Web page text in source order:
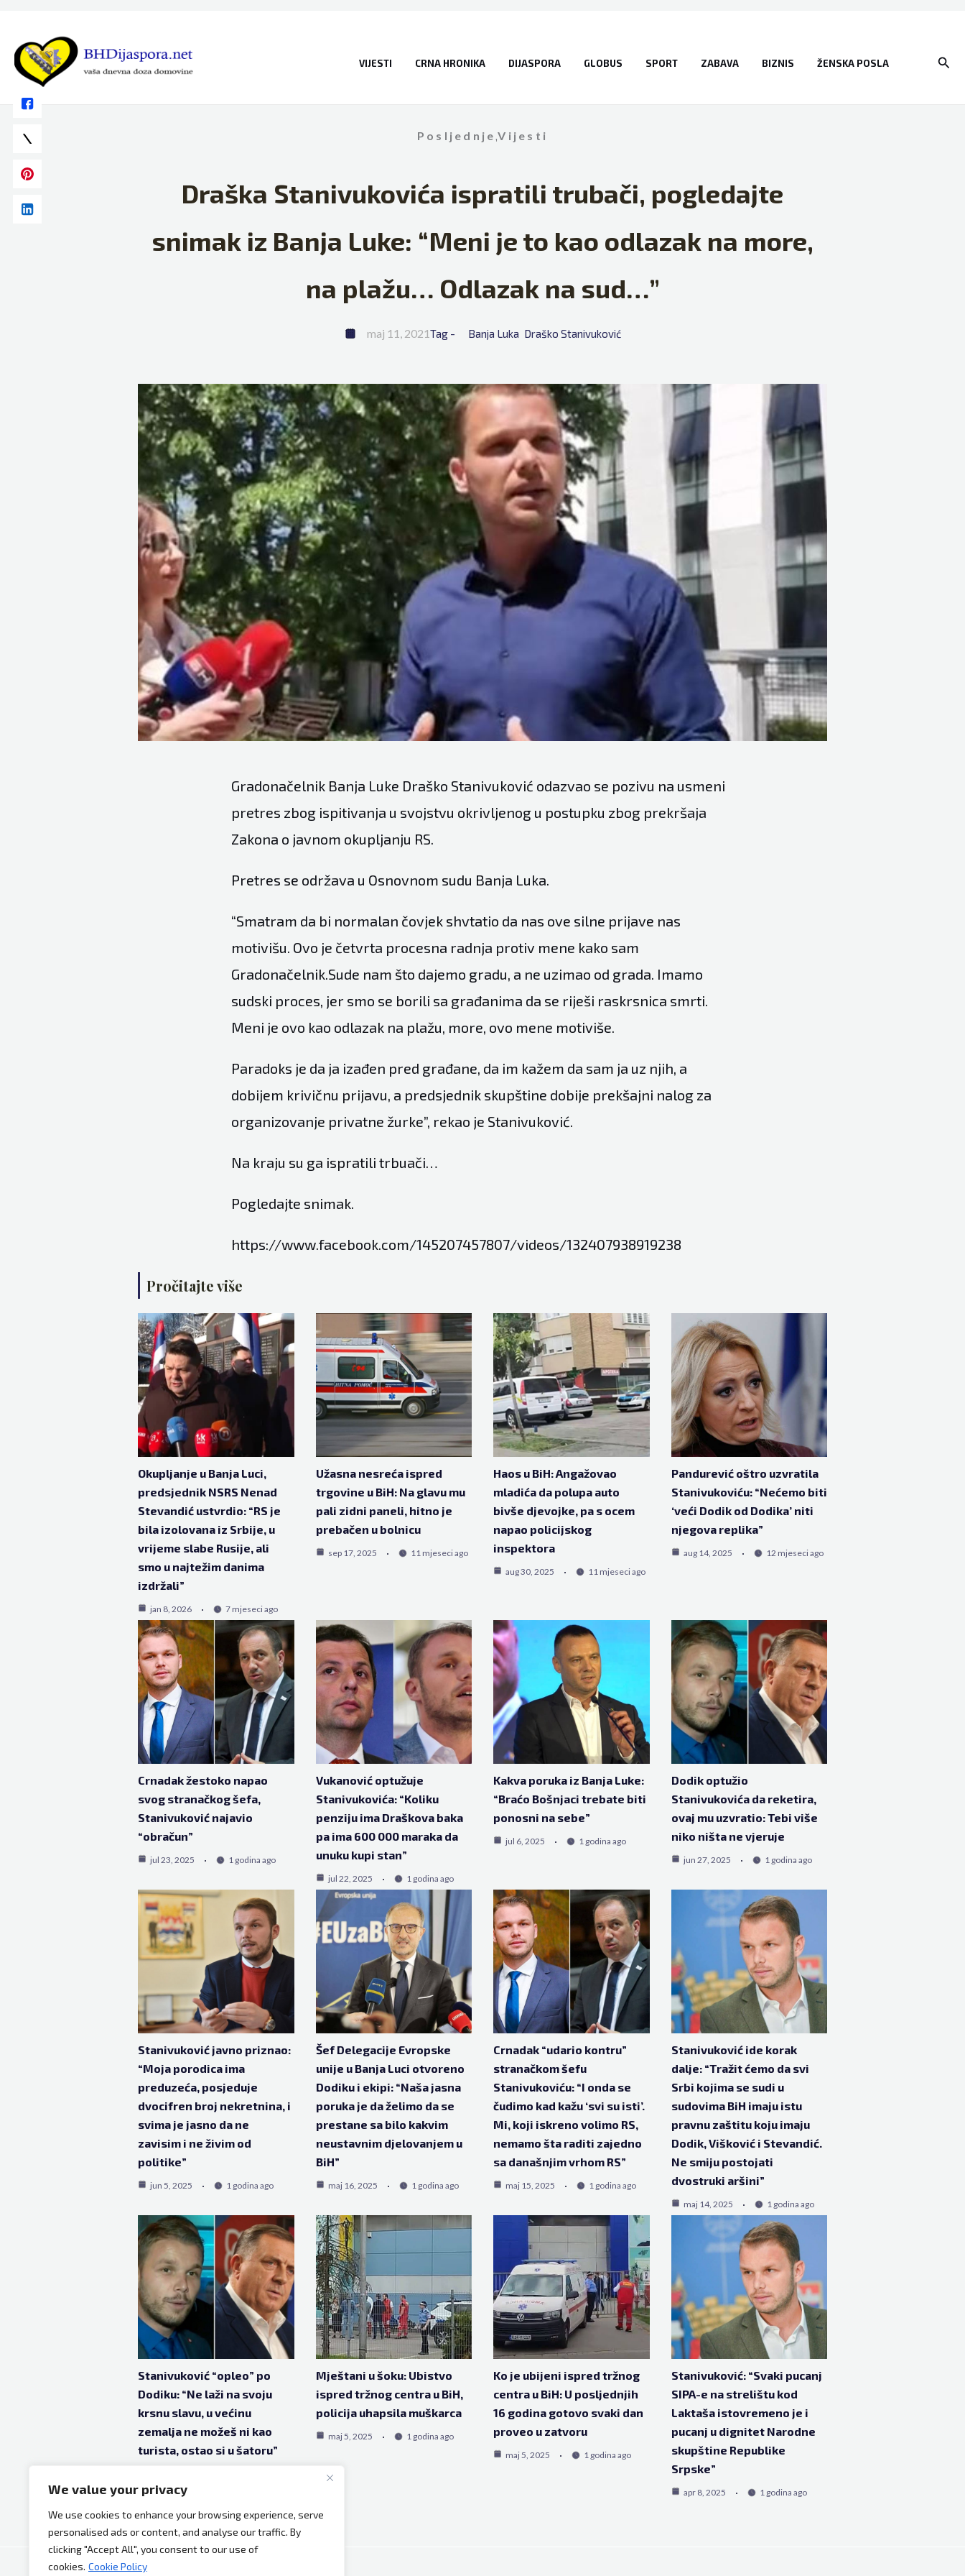
We value your privacy
We use cookies to enhance your browsing experience, serve
personalised ads or content, and analyse our traffic. By
clicking "Accept All", you consent to our use of
cookies. Cookie Policy
content
VIJESTI CRNA HRONIKA DIJASPORA GLOBUS SPORT ZABAVA BIZNIS ŽENSKA POSLA
Posljednje,Vijesti
Draška Stanivukovića ispratili trubači, pogledajte
snimak iz Banja Luke: “Meni je to kao odlazak na more,
na plažu… Odlazak na sud…”
maj 11, 2021Tag - Banja Luka Draško Stanivuković
Gradonačelnik Banja Luke Draško Stanivuković odazvao se pozivu na usmeni
pretres zbog ispitivanja u svojstvu okrivljenog u postupku zbog prekršaja
Zakona o javnom okupljanju RS.
Pretres se održava u Osnovnom sudu Banja Luka.
“Smatram da bi normalan čovjek shvtatio da nas ove silne prijave nas
motivišu. Ovo je četvrta procesna radnja protiv mene kako sam
Gradonačelnik.Sude nam što dajemo gradu, a ne uzimao od grada. Imamo
sudski proces, jer smo se borili sa građanima da se riješi raskrsnica smrti.
Meni je ovo kao odlazak na plažu, more, ovo mene motiviše.
Paradoks je da ja izađen pred građane, da im kažem da sam ja uz njih, a
dobijem krivičnu prijavu, a predsjednik skupštine dobije prekšajni nalog za
organizovanje privatne žurke”, rekao je Stanivuković.
Na kraju su ga ispratili trbuači…
Pogledajte snimak.
https://www.facebook.com/145207457807/videos/132407938919238
Pročitajte više
Okupljanje u Banja Luci,
predsjednik NSRS Nenad
Stevandić ustvrdio: “RS je
bila izolovana iz Srbije, u
vrijeme slabe Rusije, ali
smo u najtežim danima
izdržali”
jan 8, 2026 7 mjeseci ago
Užasna nesreća ispred
trgovine u BiH: Na glavu mu
pali zidni paneli, hitno je
prebačen u bolnicu
sep 17, 2025 11 mjeseci ago
Haos u BiH: Angažovao
mladića da polupa auto
bivše djevojke, pa s ocem
napao policijskog
inspektora
aug 30, 2025 11 mjeseci ago
Pandurević oštro uzvratila
Stanivukoviću: “Nećemo biti
‘veći Dodik od Dodika’ niti
njegova replika”
aug 14, 2025 12 mjeseci ago
Crnadak žestoko napao
svog stranačkog šefa,
Stanivuković najavio
“obračun”
jul 23, 2025 1 godina ago
Vukanović optužuje
Stanivukovića: “Koliku
penziju ima Draškova baka
pa ima 600 000 maraka da
unuku kupi stan”
jul 22, 2025 1 godina ago
Kakva poruka iz Banja Luke:
“Braćo Bošnjaci trebate biti
ponosni na sebe”
jul 6, 2025 1 godina ago
Dodik optužio
Stanivukovića da reketira,
ovaj mu uzvratio: Tebi više
niko ništa ne vjeruje
jun 27, 2025 1 godina ago
Stanivuković javno priznao:
“Moja porodica ima
preduzeća, posjeduje
dvocifren broj nekretnina, i
svima je jasno da ne
zavisim i ne živim od
politike”
jun 5, 2025 1 godina ago
Šef Delegacije Evropske
unije u Banja Luci otvoreno
Dodiku i ekipi: “Naša jasna
poruka je da želimo da se
prestane sa bilo kakvim
neustavnim djelovanjem u
BiH”
maj 16, 2025 1 godina ago
Crnadak “udario kontru”
stranačkom šefu
Stanivukoviću: “I onda se
čudimo kad kažu ‘svi su isti’.
Mi, koji iskreno volimo RS,
nemamo šta raditi zajedno
sa današnjim vrhom RS”
maj 15, 2025 1 godina ago
Stanivuković ide korak
dalje: “Tražit ćemo da svi
Srbi kojima se sudi u
sudovima BiH imaju istu
pravnu zaštitu koju imaju
Dodik, Višković i Stevandić.
Ne smiju postojati
dvostruki aršini”
maj 14, 2025 1 godina ago
Stanivuković “opleo” po
Dodiku: “Ne laži na svoju
krsnu slavu, u većinu
zemalja ne možeš ni kao
turista, ostao si u šatoru”
Mještani u šoku: Ubistvo
ispred tržnog centra u BiH,
policija uhapsila muškarca
maj 5, 2025 1 godina ago
Ko je ubijeni ispred tržnog
centra u BiH: U posljednjih
16 godina gotovo svaki dan
proveo u zatvoru
maj 5, 2025 1 godina ago
Stanivuković: “Svaki pucanj
SIPA-e na strelištu kod
Laktaša istovremeno je i
pucanj u dignitet Narodne
skupštine Republike
Srpske”
apr 8, 2025 1 godina ago